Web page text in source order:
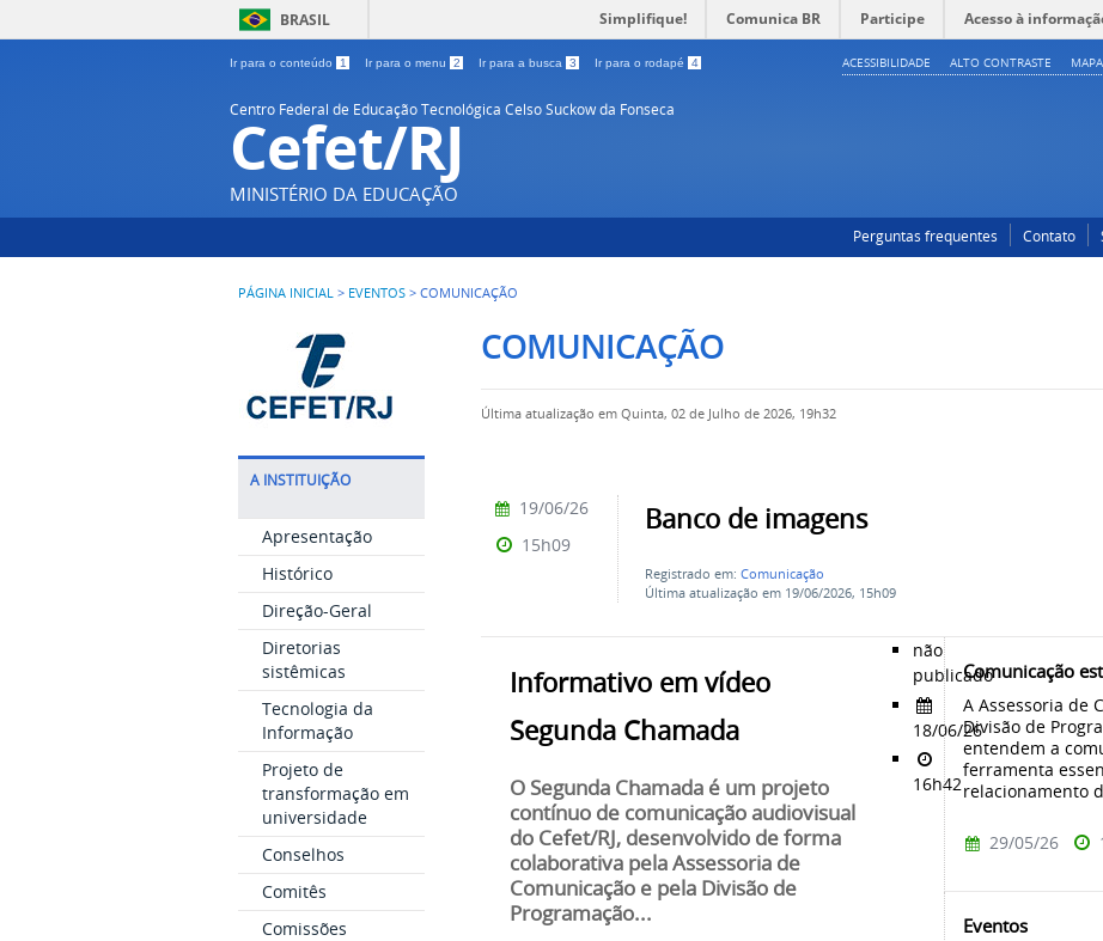
BRASIL Simplifique! Comunica BR Participe Acesso à
Ir para o conteúdo 1 Ir para o menu 2 Ir para a busca 3 Ir para o rodapé 4 ACESSIBILIDADE ALTO CONTRASTE
Centro Federal de Educação Tecnológica Celso Suckow da Fonseca
Cefet/RJ
MINISTÉRIO DA EDUCAÇÃO
Perguntas frequentes Contato
PÁGINA INICIAL > EVENTOS > COMUNICAÇÃO
A INSTITUIÇÃO
Apresentação
Histórico
Direção-Geral
Diretorias
sistêmicas
Tecnologia da
Informação
Projeto de
transformação em
universidade
Conselhos
Comitês
Comissões
COMUNICAÇÃO
Última atualização em Quinta, 02 de Julho de 2026, 19h32
Banco de imagens
Registrado em:Comunicação
Última atualização em 19/06/2026, 15h09
19/06/26
15h09
Informativo em vídeo
Segunda Chamada
O Segunda Chamada é um projeto
contínuo de comunicação audiovisual
do Cefet/RJ, desenvolvido de forma
colaborativa pela Assessoria de
Comunicação e pela Divisão de
Programação...
não
publicado
18/06/26
16h42
Comunicação
A Assessoria de
Divisão de
entendem a
ferramenta
relacionamento
29/05/26
Eventos